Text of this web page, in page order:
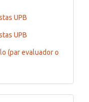
UPB
UPB
(par evaluador o